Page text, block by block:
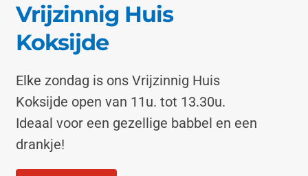
Vrijzinnig Huis
Koksijde
Elke zondag is ons Vrijzinnig Huis
Koksijde open van 11u. tot 13.30u.
Ideaal voor een gezellige babbel en een
drankje!